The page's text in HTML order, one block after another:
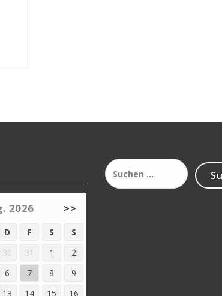
2026 >>
D F S
S
30 31 1
2
6 7 8
9
13 14 15
16
Suchen
nach: